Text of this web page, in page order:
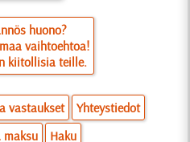
huono?
vaihtoehtoa!
kiitollisia teille.
vastaukset
Yhteystiedot
Haku